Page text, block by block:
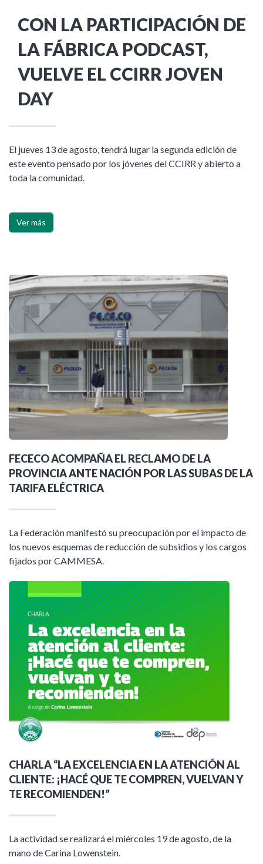
CON LA PARTICIPACIÓN DE
LA FÁBRICA PODCAST,
VUELVE EL CCIRR JOVEN
DAY
El jueves 13 de agosto, tendrá lugar la segunda edición de
este evento pensado por los jóvenes del CCIRR y abierto a
toda la comunidad.
Ver más
FECECO ACOMPAÑA EL RECLAMO DE LA
PROVINCIA ANTE NACIÓN POR LAS SUBAS DE LA
TARIFA ELÉCTRICA
La Federación manifestó su preocupación por el impacto de
los nuevos esquemas de reducción de subsidios y los cargos
fijados por CAMMESA.
CHARLA “LA EXCELENCIA EN LA ATENCIÓN AL
CLIENTE: ¡HACÉ QUE TE COMPREN, VUELVAN Y
TE RECOMIENDEN!”
La actividad se realizará el miércoles 19 de agosto, de la
mano de Carina Lowenstein.